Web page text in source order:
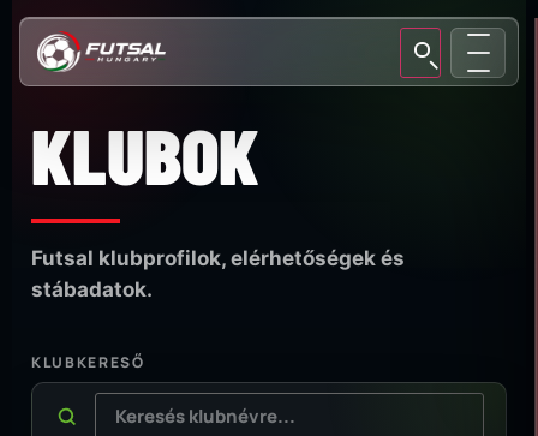
KLUBOK
Futsal klubprofilok, elérhetőségek és
stábadatok.
KLUBKERESŐ